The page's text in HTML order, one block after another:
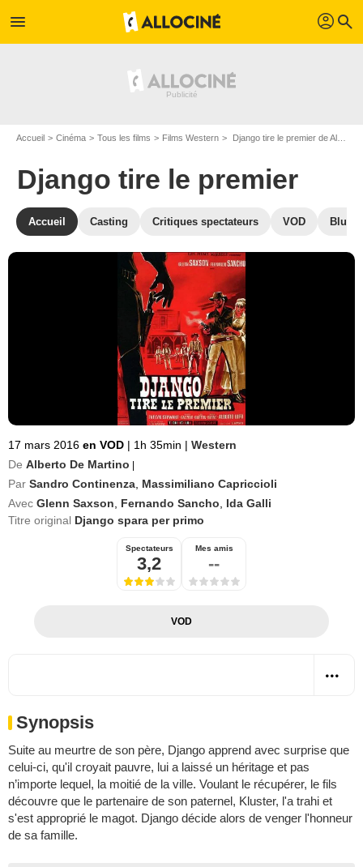
menu profil search
Accueil Cinéma Tous les films Films Western Django tire le premier de Alberto De Martino
Django tire le premier
Accueil Casting Critiques spectateurs VOD Blu-
17 mars 2016 en VOD | 1h 35min | Western
De Alberto De Martino
Par Sandro Continenza Massimiliano Capriccioli
Avec Glenn Saxson Fernando Sancho
Ida Galli
Titre original Django spara per primo
Spectateurs
3,2
Mes amis
--
VOD
Synopsis
Suite au meurtre de son père, Django apprend avec surprise que
celui-ci, qu'il croyait pauvre, lui a laissé un héritage et pas
n’importe lequel, la moitié de la ville. Voulant le récupérer, le fils
découvre que le partenaire de son paternel, Kluster, l'a trahi et
s'est approprié le magot. Django décide alors de venger l'honneur
de sa famille.